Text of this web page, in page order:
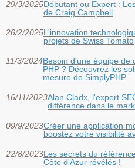
29/3/2025Débutant ou Expert :
de Craig Campbell
26/2/2025L'innovation
projets de Swiss Tomato
11/3/2024Besoin d'une équipe de
PHP ? Découvrez les
mesure de SimplyPHP
16/11/2023Alan Cladx, l'expert
différence dans le
09/9/2023Créer une application
boostez votre visibilité
22/8/2023Les secrets du
Côte d'Azur révélés !